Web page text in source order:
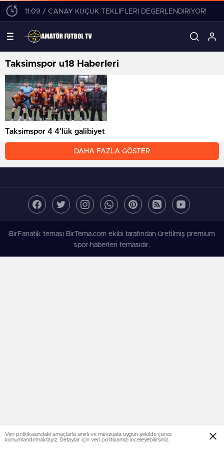
11:09 / CANAY KÜÇÜK TEKLİFLERİ DEĞERLENDİRİYOR!
Taksimspor u18 Haberleri
Taksimspor 4 4’lük galibiyet
DAHA FAZLA GÖSTER
BirFanatik teması BirTema.com ekibi tarafından üretilmiş premium
spor haberleri temasıdır.
Veri politikasındaki amaçlarla sınırlı ve mevzuata uygun şekilde çerez
konumlandırmaktayız. Detaylar için veri politikamızı inceleyebilirsiniz.